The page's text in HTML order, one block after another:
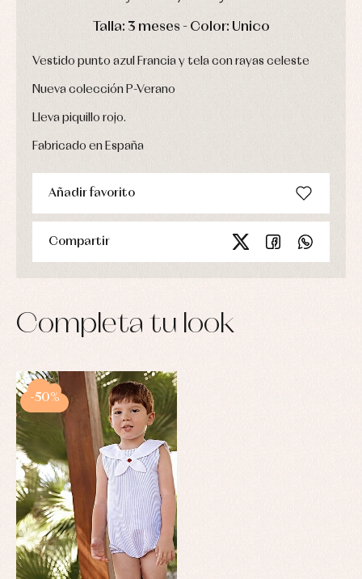
HORAS MIN
Talla: 3 meses - Color: Unico
Vestido punto azul Francia y tela con rayas celeste
Nueva colección P-Verano
Lleva piquillo rojo.
Fabricado en España
Añadir favorito
Compartir
Completa tu look
-50%
interior,
pijamas...
jersey
Ropa
abrigo
Ropa
Vestidos
Puericultura